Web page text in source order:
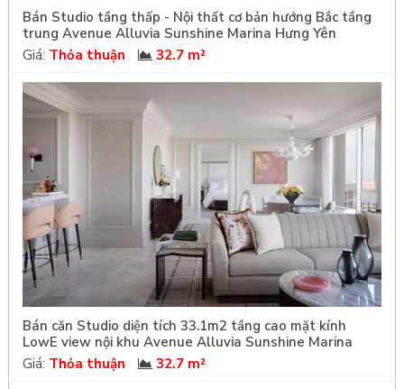
Bán Studio tầng thấp - Nội thất cơ bản hướng Bắc tầng
trung Avenue Alluvia Sunshine Marina Hưng Yên
Giá: Thỏa thuận 32.7 m²
Bán căn Studio diện tích 33.1m2 tầng cao mặt kính
LowE view nội khu Avenue Alluvia Sunshine Marina
Giá: Thỏa thuận 32.7 m²